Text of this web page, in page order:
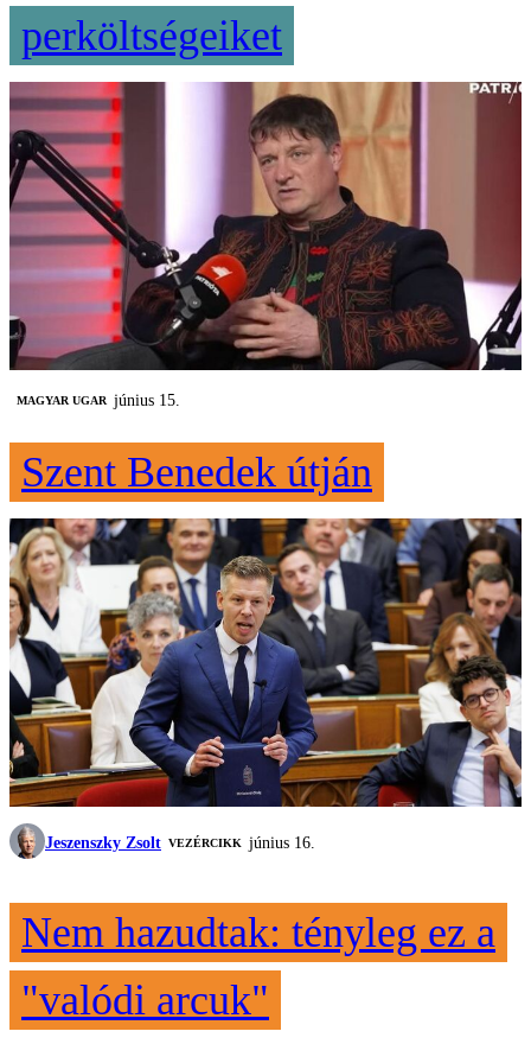
perköltségeiket
MAGYAR UGAR június 15.
Szent Benedek útján
Jeszenszky Zsolt VEZÉRCIKK június 16.
Nem hazudtak: tényleg ez a
"valódi arcuk"